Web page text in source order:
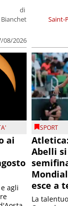
di
08/2026
Saint-
ai
agli
SPORT
Abelli
esce a
La